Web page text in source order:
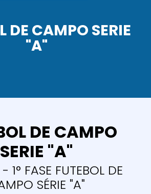
DE CAMPO SERIE
"A"
DE CAMPO
SERIE "A"
FASE FUTEBOL DE
SÉRIE "A"